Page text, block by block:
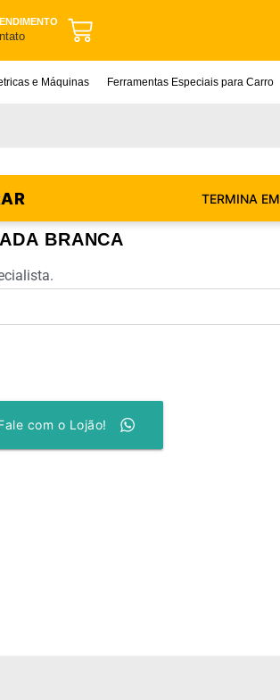
e Máquinas Ferramentas Especiais para Carro
TERMINA EM
BRANCA
com o Lojão!